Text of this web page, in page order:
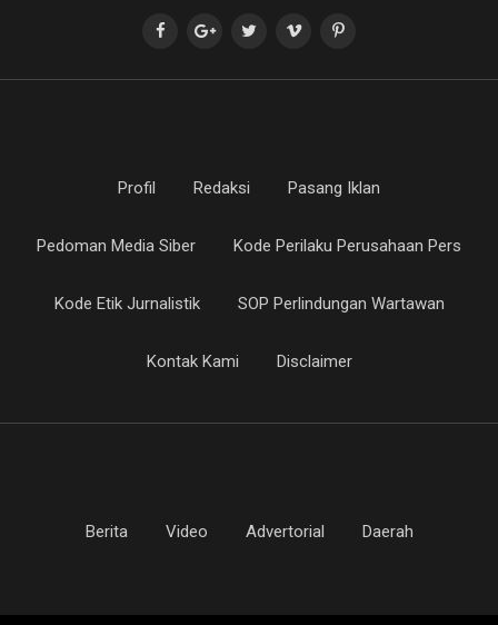
Profil Redaksi Pasang Iklan
Pedoman Media Siber Kode Perilaku Perusahaan Pers
Kode Etik Jurnalistik SOP Perlindungan Wartawan
Kontak Kami Disclaimer
Berita Video Advertorial Daerah